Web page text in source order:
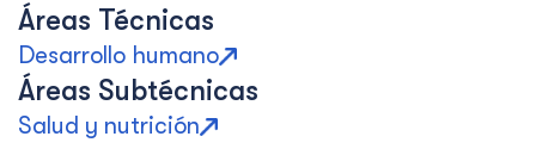
Áreas Técnicas
Desarrollo humano
Áreas Subtécnicas
Salud y nutrición